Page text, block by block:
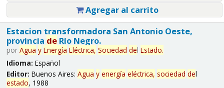
Agregar al carrito
Estacion transformadora San Antonio Oeste,
provincia deRío Negro.
por Agua y Energía Eléctrica, Sociedad del Estado.
Idioma: Español
Editor: Buenos Aires: Agua y energía eléctrica, sociedad del
estado, 1988